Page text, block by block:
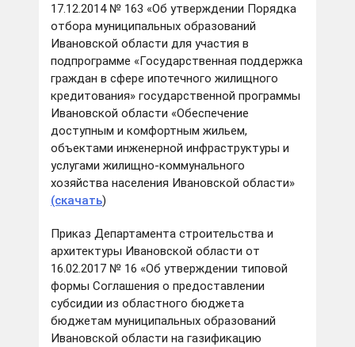
17.12.2014 № 163 «Об утверждении Порядка
отбора муниципальных образований
Ивановской области для участия в
подпрограмме «Государственная поддержка
граждан в сфере ипотечного жилищного
кредитования» государственной программы
Ивановской области «Обеспечение
доступным и комфортным жильем,
объектами инженерной инфраструктуры и
услугами жилищно-коммунального
хозяйства населения Ивановской области»
(скачать)
Приказ Департамента строительства и
архитектуры Ивановской области от
16.02.2017 № 16 «Об утверждении типовой
формы Соглашения о предоставлении
субсидии из областного бюджета
бюджетам муниципальных образований
Ивановской области на газификацию